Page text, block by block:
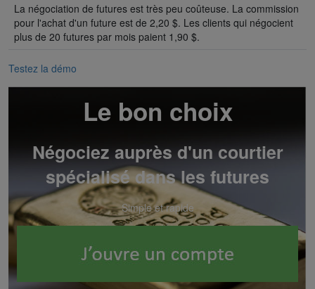
La négociation de futures est très peu coûteuse. La commission
pour l'achat d'un future est de 2,20 $. Les clients qui négocient
plus de 20 futures par mois paient 1,90 $.
Testez la démo
Le bon choix
Négociez auprès d'un courtier
spécialisé dans les futures
Simple et rapide